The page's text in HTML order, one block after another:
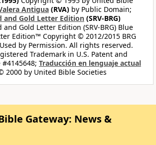
Antigua (RVA) by Public Domain;
and Gold Letter Edition (SRV-BRG)
and Gold Letter Edition (SRV-BRG) Blue
Edition™ Copyright © 2012/2015 BRG
by Permission. All rights reserved.
Trademark in U.S. Patent and
Traducción en lenguaje actual
2000 by United Bible Societies
Gateway: News &